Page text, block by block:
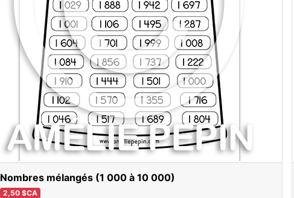
Nombres mélangés (1 000 à 10 000)
2,50 $CA